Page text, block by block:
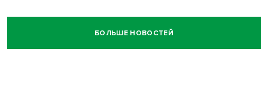
БОЛЬШЕ НОВОСТЕЙ